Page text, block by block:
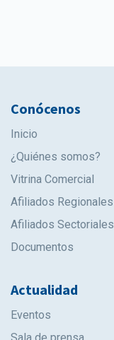
Conócenos
Inicio
¿Quiénes somos?
Vitrina Comercial
Afiliados Regionales
Afiliados Sectoriales
Documentos
Actualidad
Eventos